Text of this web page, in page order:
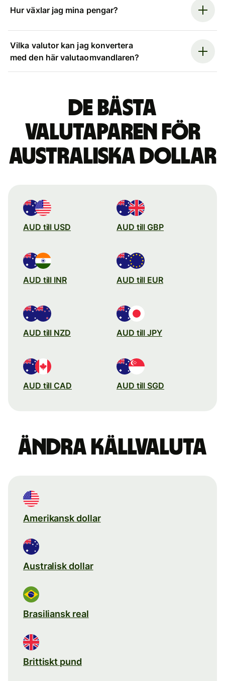
Hur växlar jag mina pengar?
Vilka valutor kan jag konvertera
med den här valutaomvandlaren?
De bästa
valutaparen för
australiska dollar
AUD till USD AUD till GBP
AUD till INR AUD till EUR
AUD till NZD AUD till JPY
AUD till CAD AUD till SGD
Ändra källvaluta
Amerikansk dollar
Australisk dollar
Brasiliansk real
Brittiskt pund